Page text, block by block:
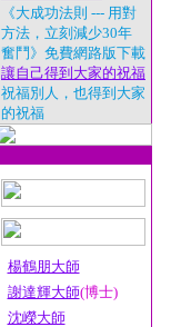
《大成功法則 --- 用對
方法，立刻減少30年
奮鬥》免費網路版下載
讓自己得到大家的祝福
祝福別人，也得到大家
的祝福
楊鶴朋大師
謝達輝大師(博士)
沈嶸大師